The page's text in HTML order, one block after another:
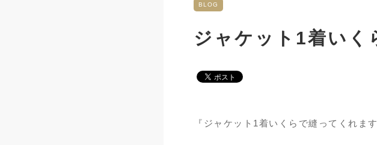
BLOG
ジャケット1着いく
『ジャケット1着いくらで縫ってくれます